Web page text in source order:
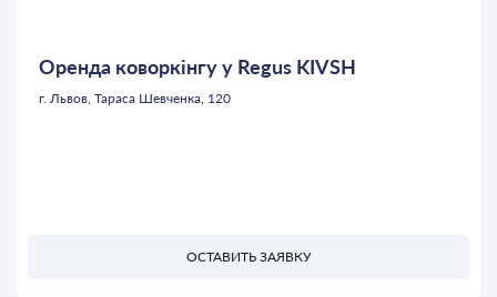
Оренда коворкінгу у Regus KIVSH
г. Львов, Тараса Шевченка, 120
ОСТАВИТЬ ЗАЯВКУ